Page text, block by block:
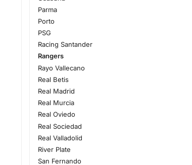
Parma
Porto
PSG
Racing Santander
Rangers
Rayo Vallecano
Real Betis
Real Madrid
Real Murcia
Real Oviedo
Real Sociedad
Real Valladolid
River Plate
San Fernando